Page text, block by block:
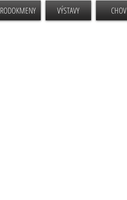
RODOKMENY VÝSTAVY CHOV